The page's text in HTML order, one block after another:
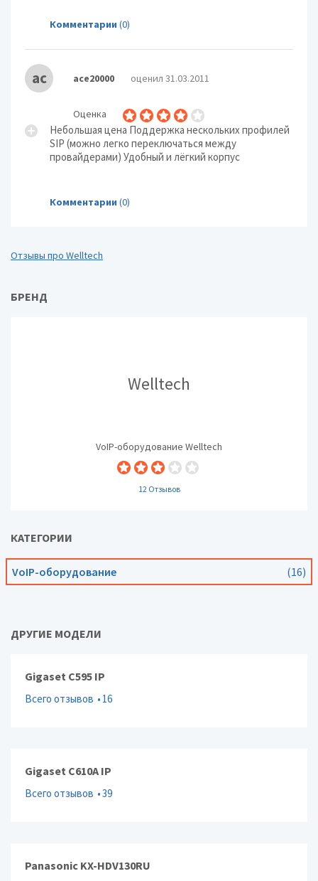
Комментарии (0)
ac ace20000 оценил 31.03.2011
Оценка
Небольшая цена Поддержка нескольких профилей
SIP (можно легко переключаться между
провайдерами) Удобный и лёгкий корпус
Комментарии (0)
Отзывы про Welltech
БРЕНД
Welltech
VoIP-оборудование Welltech
12 Отзывов
КАТЕГОРИИ
VoIP-оборудование (16)
ДРУГИЕ МОДЕЛИ
Gigaset C595 IP
Всего отзывов 16
Gigaset C610A IP
Всего отзывов 39
Panasonic KX-HDV130RU